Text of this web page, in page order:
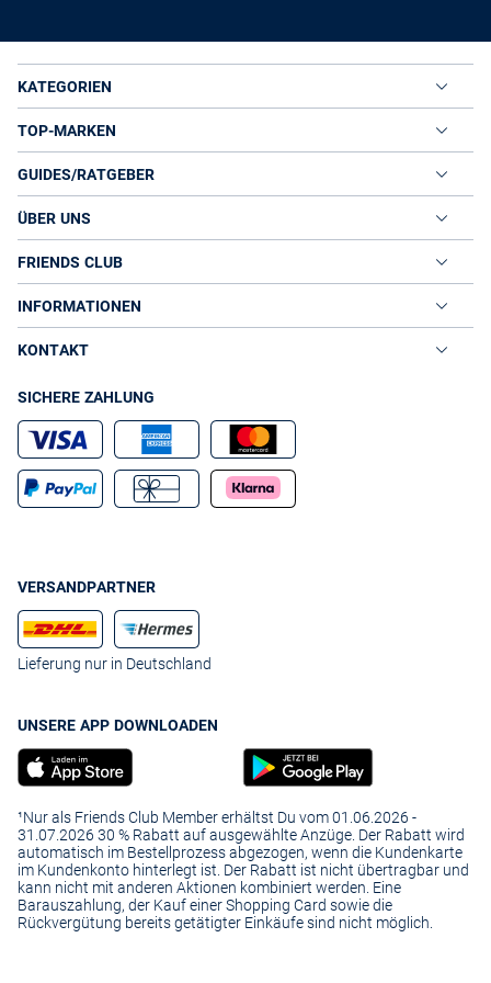
KATEGORIEN
TOP-MARKEN
GUIDES/RATGEBER
ÜBER UNS
FRIENDS CLUB
INFORMATIONEN
KONTAKT
SICHERE ZAHLUNG
VERSANDPARTNER
Lieferung nur in Deutschland
UNSERE APP DOWNLOADEN
¹Nur als Friends Club Member erhältst Du vom 01.06.2026 -
31.07.2026 30 % Rabatt auf ausgewählte Anzüge. Der Rabatt wird
automatisch im Bestellprozess abgezogen, wenn die Kundenkarte
im Kundenkonto hinterlegt ist. Der Rabatt ist nicht übertragbar und
kann nicht mit anderen Aktionen kombiniert werden. Eine
Barauszahlung, der Kauf einer Shopping Card sowie die
Rückvergütung bereits getätigter Einkäufe sind nicht möglich.